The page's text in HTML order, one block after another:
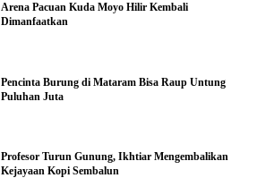
Arena Pacuan Kuda Moyo Hilir Kembali
Dimanfaatkan
Pencinta Burung di Mataram Bisa Raup Untung
Puluhan Juta
Profesor Turun Gunung, Ikhtiar Mengembalikan
Kejayaan Kopi Sembalun